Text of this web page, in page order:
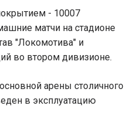
- 10007
матчи на стадионе
"Локомотива" и
во втором дивизионе.
арены столичного
в эксплуатацию